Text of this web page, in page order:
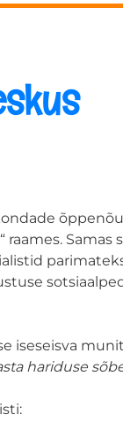
iseseisva
hariduse